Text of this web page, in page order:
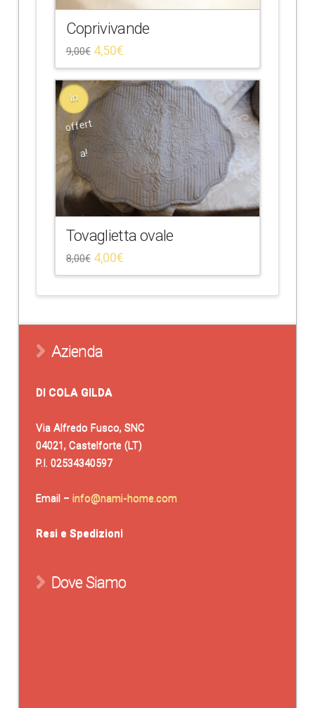
Coprivivande
9,00€ 4,50€
In
offert
a!
Tovaglietta ovale
8,00€ 4,00€
Azienda
DI COLA GILDA
Via Alfredo Fusco, SNC
04021, Castelforte (LT)
P.I. 02534340597
Email – info@nami-home.com
Resi e Spedizioni
Dove Siamo